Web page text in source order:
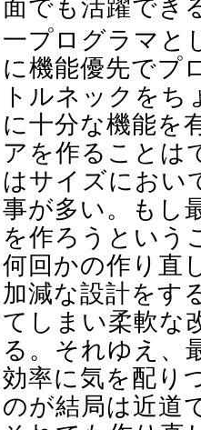
面でも活躍でき
一プログラマと
に機能優先でプ
トルネックを
に十分な機能を
アを作ることは
はサイズにおい
事が多い。もし
を作ろうという
何回かの作り直
加減な設計をす
てしまい柔軟な
る。それゆえ、
効率に気を配り
のが結局は近道